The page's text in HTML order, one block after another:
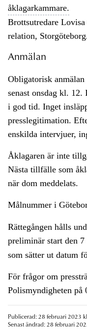
åklagarkammare.
Brottsutredare
relation,
Anmälan
Obligatorisk
senast onsdag kl.
i god tid. Inget
presslegitimation.
enskilda intervjuer,
Åklagaren är inte
Nästa tillfälle som
när dom meddelats.
Målnummer i
Rättegången hålls
preliminär start den
som sätter ut datum
För frågor om
Polismyndigheten på
Publicerad: 28 februari 2023
Senast ändrad: 28 februari